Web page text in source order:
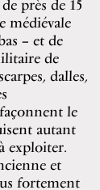
près de 15
médiévale
– et de
de
dalles,
le
autant
exploiter.
et
fortement